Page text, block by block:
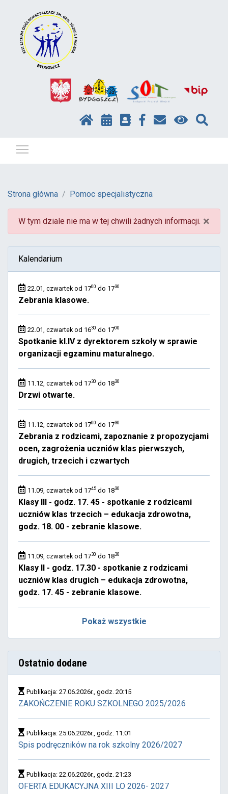
Strona główna Pomoc specjalistyczna
×
W tym dziale nie ma w tej chwili żadnych informacji.
Kalendarium
22.01, czwartek od 1700 do 1730
Zebrania klasowe.
22.01, czwartek od 1630 do 1700
Spotkanie kl.IV z dyrektorem szkoły w sprawie
organizacji egzaminu maturalnego.
11.12, czwartek od 1730 do 1830
Drzwi otwarte.
11.12, czwartek od 1700 do 1730
Zebrania z rodzicami, zapoznanie z propozycjami
ocen, zagrożenia uczniów klas pierwszych,
drugich, trzecich i czwartych
11.09, czwartek od 1745 do 1830
Klasy III - godz. 17. 45 - spotkanie z rodzicami
uczniów klas trzecich – edukacja zdrowotna,
godz. 18. 00 - zebranie klasowe.
11.09, czwartek od 1730 do 1830
Klasy II - godz. 17.30 - spotkanie z rodzicami
uczniów klas drugich – edukacja zdrowotna,
godz. 17. 45 - zebranie klasowe.
Pokaż wszystkie
Ostatnio dodane
Publikacja: 27.06.2026r., godz. 20:15
ZAKOŃCZENIE ROKU SZKOLNEGO 2025/2026
Publikacja: 25.06.2026r., godz. 11:01
Spis podręczników na rok szkolny 2026/2027
Publikacja: 22.06.2026r., godz. 21:23
OFERTA EDUKACYJNA XIII LO 2026- 2027